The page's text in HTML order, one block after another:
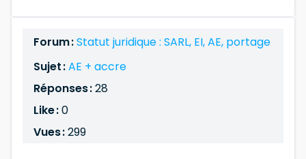
Forum :Statut juridique : SARL, EI, AE, portage
Sujet :AE + accre
Réponses :28
Like :0
Vues :299